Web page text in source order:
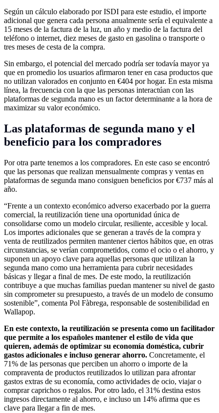
Según un cálculo elaborado por ISDI para este estudio, el importe
adicional que genera cada persona anualmente sería el equivalente a
15 meses de la factura de la luz, un año y medio de la factura del
teléfono o internet, diez meses de gasto en gasolina o transporte o
tres meses de cesta de la compra.
Sin embargo, el potencial del mercado podría ser todavía mayor ya
que en promedio los usuarios afirmaron tener en casa productos que
no utilizan valorados en conjunto en €404 por hogar. En esta misma
línea, la frecuencia con la que las personas interactúan con las
plataformas de segunda mano es un factor determinante a la hora de
maximizar su valor económico.
Las plataformas de segunda mano y el
beneficio para los compradores
Por otra parte tenemos a los compradores. En este caso se encontró
que las personas que realizan mensualmente compras y ventas en
plataformas de segunda mano consiguen beneficios por €737 más al
año.
“Frente a un contexto económico adverso exacerbado por la guerra
comercial, la reutilización tiene una oportunidad única de
consolidarse como un modelo circular, resiliente, accesible y local.
Los importes adicionales que se generan a través de la compra y
venta de reutilizados permiten mantener ciertos hábitos que, en otras
circunstancias, se verían comprometidos, como el ocio o el ahorro, y
suponen un apoyo clave para aquellas personas que utilizan la
segunda mano como una herramienta para cubrir necesidades
básicas y llegar a final de mes. De este modo, la reutilización
contribuye a que muchas familias puedan mantener su nivel de gasto
sin comprometer su presupuesto, a través de un modelo de consumo
sostenible”, comenta Pol Fàbrega, responsable de sostenibilidad en
Wallapop.
En este contexto, la reutilización se presenta como un facilitador
que permite a los españoles mantener el estilo de vida que
quieren, además de optimizar su economía doméstica, cubrir
gastos adicionales e incluso generar ahorro. Concretamente, el
71% de las personas que perciben un ahorro o importe de la
compraventa de productos reutilizados lo utilizan para afrontar
gastos extras de su economía, como actividades de ocio, viajar o
comprar caprichos o regalos. Por otro lado, el 31% destina estos
ingresos directamente al ahorro, e incluso un 14% afirma que es
clave para llegar a fin de mes.